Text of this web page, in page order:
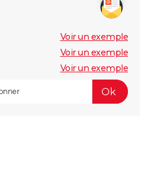
Voir un exemple
Voir un exemple
Voir un exemple